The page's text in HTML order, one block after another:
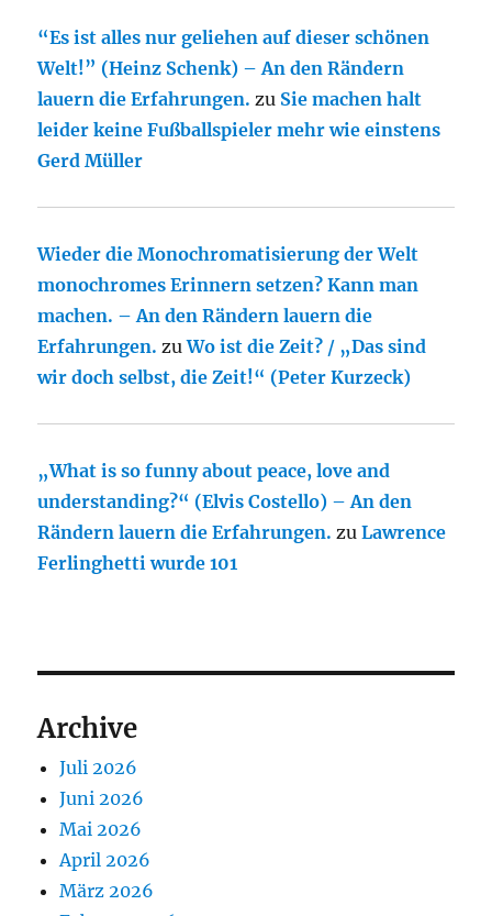
“Es ist alles nur geliehen auf dieser schönen
Welt!” (Heinz Schenk) – An den Rändern
lauern die Erfahrungen. zu Sie machen halt
leider keine Fußballspieler mehr wie einstens
Gerd Müller
Wieder die Monochromatisierung der Welt
monochromes Erinnern setzen? Kann man
machen. – An den Rändern lauern die
Erfahrungen. zuWo ist die Zeit? / „Das sind
wir doch selbst, die Zeit!“ (Peter Kurzeck)
„What is so funny about peace, love and
understanding?“ (Elvis Costello) – An den
Rändern lauern die Erfahrungen. zuLawrence
Ferlinghetti wurde 101
Archive
Juli 2026
Juni 2026
Mai 2026
April 2026
März 2026